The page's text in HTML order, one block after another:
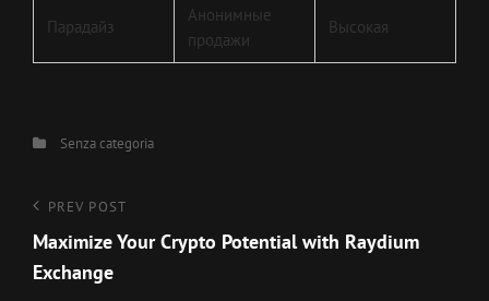
Парадайз
Анонимные
продажи
Высокая
CategoriesSenza categoria
Navigazione
articoli
Previous
Post
PREV POST
Maximize Your Crypto Potential with Raydium
Exchange